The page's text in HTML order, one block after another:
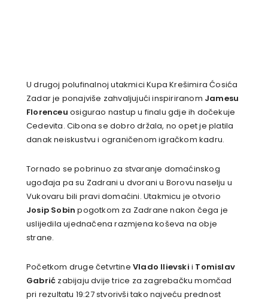
U drugoj polufinalnoj utakmici Kupa Krešimira Ćosića
Zadar je ponajviše zahvaljujući inspiriranom Jamesu
Florenceu osigurao nastup u finalu gdje ih dočekuje
Cedevita. Cibona se dobro držala, no opet je platila
danak neiskustvu i ograničenom igračkom kadru.
Tornado se pobrinuo za stvaranje domaćinskog
ugođaja pa su Zadrani u dvorani u Borovu naselju u
Vukovaru bili pravi domaćini. Utakmicu je otvorio
Josip Sobin pogotkom za Zadrane nakon čega je
uslijedila ujednačena razmjena koševa na obje
strane.
Početkom druge četvrtine Vlado Ilievski i Tomislav
Gabrić zabijaju dvije trice za zagrebačku momčad
pri rezultatu 19:27 stvorivši tako najveću prednost